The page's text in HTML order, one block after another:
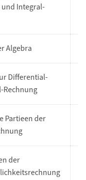
Integral-
Algebra
Differential-
Rechnung
Partieen der
der